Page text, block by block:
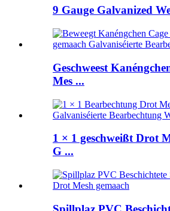
9 Gauge Galvanized
Geschweest
Mes ...
1 × 1 geschweißt Drot
G ...